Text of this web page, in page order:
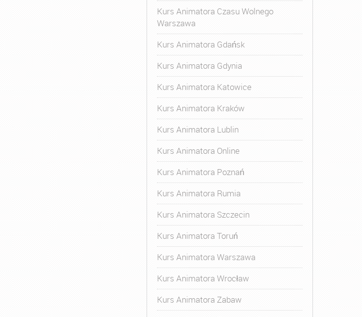
Kurs Animatora Czasu Wolnego
Warszawa
Kurs Animatora Gdańsk
Kurs Animatora Gdynia
Kurs Animatora Katowice
Kurs Animatora Kraków
Kurs Animatora Lublin
Kurs Animatora Online
Kurs Animatora Poznań
Kurs Animatora Rumia
Kurs Animatora Szczecin
Kurs Animatora Toruń
Kurs Animatora Warszawa
Kurs Animatora Wrocław
Kurs Animatora Zabaw